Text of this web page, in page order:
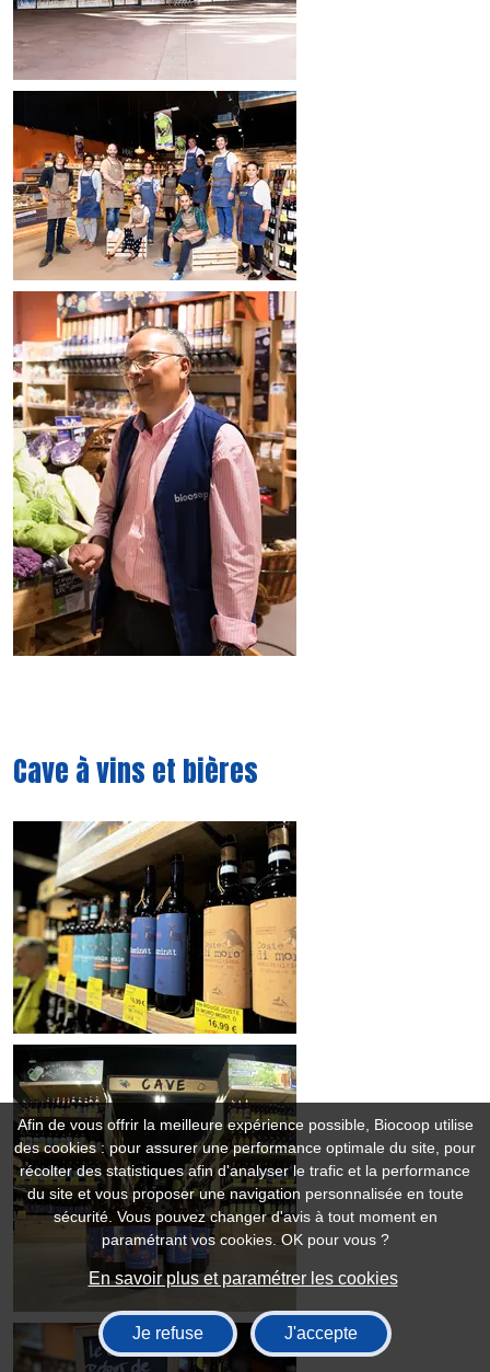
Afin de vous offrir la meilleure expérience possible, Biocoop utilise
des cookies : pour assurer une performance optimale du site, pour
récolter des statistiques afin d'analyser le trafic et la performance
du site et vous proposer une navigation personnalisée en toute
sécurité. Vous pouvez changer d'avis à tout moment en
paramétrant vos cookies. OK pour vous ?
En savoir plus et paramétrer les cookies
Je refuse J'accepte
Cave à vins et bières